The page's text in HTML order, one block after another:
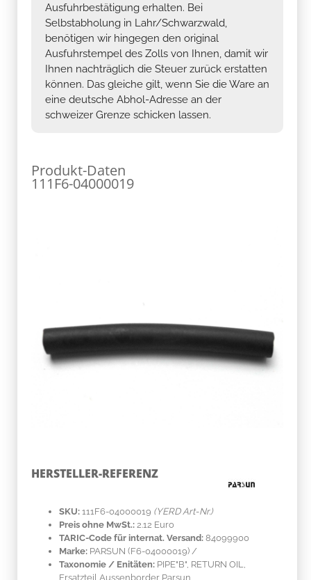
Ausfuhrbestätigung erhalten. Bei
Selbstabholung in Lahr/Schwarzwald,
benötigen wir hingegen den original
Ausfuhrstempel des Zolls von Ihnen, damit wir
Ihnen nachträglich die Steuer zurück erstatten
können. Das gleiche gilt, wenn Sie die Ware an
eine deutsche Abhol-Adresse an der
schweizer Grenze schicken lassen.
Produkt-Daten
111F6-04000019
HERSTELLER-REFERENZ
SKU: 111F6-04000019 (YERD Art-Nr.)
Preis ohne MwSt.: 2.12 Euro
TARIC-Code für internat. Versand: 84099900
Marke: PARSUN (F6-04000019) /
Taxonomie / Enitäten: PIPE"B", RETURN OIL,
Ersatzteil Aussenborder Parsun